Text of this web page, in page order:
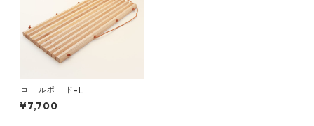
ロールボード-L
¥7,700